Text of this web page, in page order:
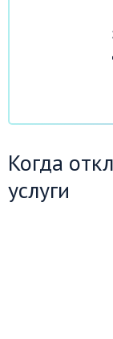
Когда
услуги